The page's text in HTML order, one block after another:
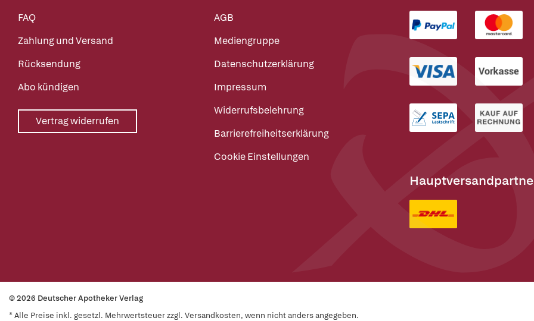
FAQ
Zahlung und Versand
Rücksendung
Abo kündigen
Vertrag widerrufen
AGB
Mediengruppe
Datenschutzerklärung
Impressum
Widerrufsbelehrung
Barrierefreiheitserklärung
Cookie Einstellungen
© 2026 Deutscher Apotheker Verlag
* Alle Preise inkl. gesetzl. Mehrwertsteuer zzgl. Versandkosten, wenn nicht anders angegeben.